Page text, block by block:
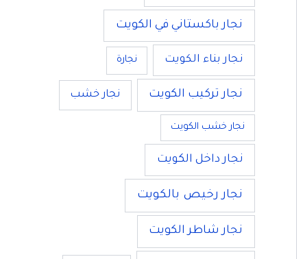
نجار باكستاني في الكويت
نجار بناء الكويت نجارة
نجار تركيب الكويت نجار خشب
نجار خشب الكويت
نجار داخل الكويت
نجار رخيص بالكويت
نجار شاطر الكويت